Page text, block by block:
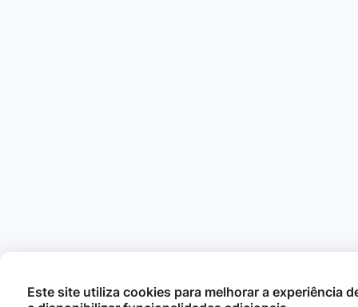
Este site utiliza cookies para melhorar a experiência